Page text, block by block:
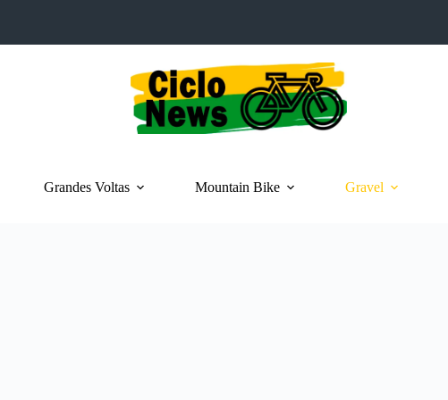
Grandes Voltas Mountain Bike Gravel